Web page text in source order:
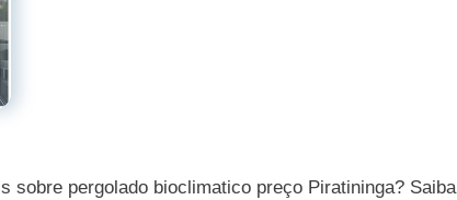
sobre pergolado bioclimatico preço Piratininga? Saiba